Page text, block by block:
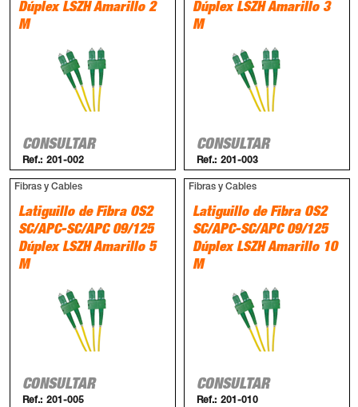
Dúplex LSZH Amarillo 2
M
CONSULTAR
Ref.: 201-002
Dúplex LSZH Amarillo 3
M
CONSULTAR
Ref.: 201-003
Fibras y Cables
Latiguillo de Fibra OS2
SC/APC-SC/APC 09/125
Dúplex LSZH Amarillo 5
M
CONSULTAR
Ref.: 201-005
Fibras y Cables
Latiguillo de Fibra OS2
SC/APC-SC/APC 09/125
Dúplex LSZH Amarillo 10
M
CONSULTAR
Ref.: 201-010